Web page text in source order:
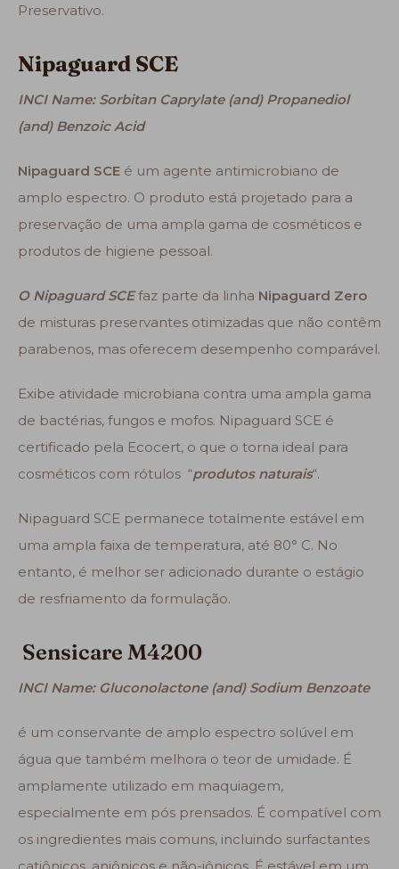
Preservativo.
Nipaguard SCE
INCI Name: Sorbitan Caprylate (and) Propanediol
(and) Benzoic Acid
Nipaguard SCE é um agente antimicrobiano de
amplo espectro. O produto está projetado para a
preservação de uma ampla gama de cosméticos e
produtos de higiene pessoal.
O Nipaguard SCE faz parte da linha Nipaguard Zero
de misturas preservantes otimizadas que não contêm
parabenos, mas oferecem desempenho comparável.
Exibe atividade microbiana contra uma ampla gama
de bactérias, fungos e mofos. Nipaguard SCE é
certificado pela Ecocert, o que o torna ideal para
cosméticos com rótulos “produtos naturais“.
Nipaguard SCE permanece totalmente estável em
uma ampla faixa de temperatura, até 80° C. No
entanto, é melhor ser adicionado durante o estágio
de resfriamento da formulação.
Sensicare M4200
INCI Name: Gluconolactone (and) Sodium Benzoate
é um conservante de amplo espectro solúvel em
água que também melhora o teor de umidade. É
amplamente utilizado em maquiagem,
especialmente em pós prensados. É compatível com
os ingredientes mais comuns, incluindo surfactantes